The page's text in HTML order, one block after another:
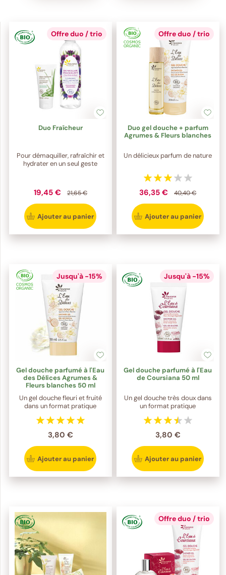
Offre duo / trio
Duo Fraîcheur
Pour démaquiller, rafraîchir et
hydrater en un seul geste
19,45 € 21,65 €
Ajouter au panier
Offre duo / trio
Duo gel douche + parfum
Agrumes & Fleurs blanches
Un délicieux parfum de nature
36,35 € 40,40 €
Ajouter au panier
Jusqu'à -15%
Gel douche parfumé à l'Eau
des Délices Agrumes &
Fleurs blanches 50 ml
Un gel douche fleuri et fruité
dans un format pratique
3,80 €
Ajouter au panier
Jusqu'à -15%
Gel douche parfumé à l'Eau
de Coursiana 50 ml
Un gel douche très doux dans
un format pratique
3,80 €
Ajouter au panier
Offre duo / trio